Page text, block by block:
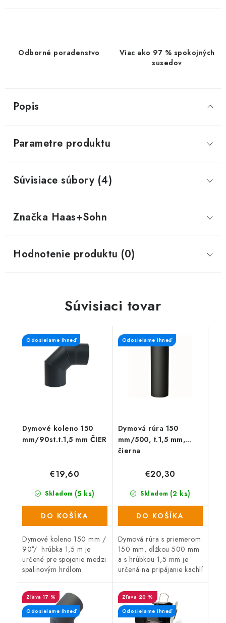
Odborné poradenstvo
Viac ako 97 % spokojných
susedov
Popis
Parametre produktu
Súvisiace súbory (4)
Značka Haas+Sohn
Hodnotenie produktu (0)
Súvisiaci tovar
Dymové koleno 150
mm/90st.t.1,5 mm ČIER
Odosielame ihneď
Skladom (5 ks)
€19,60
DO KOŠÍKA
Dymové koleno 150 mm /
90°/ hrúbka 1,5 m je
určené pre spojenie medzi
spalinovým hrdlom
sopúchom.
Dymová rúra 150
mm/500, t.1,5 mm,
čierna
Odosielame ihneď
Skladom (2 ks)
€20,30
DO KOŠÍKA
Dymová rúra s priemerom
150 mm, dĺžkou 500 mm
a s hrúbkou 1,5 mm je
určená na pripájanie kachlí
komína. Teplota spalín do
450 °C, farba: čierna.
17 %
Odosielame ihneď
20 %
Odosielame ihneď